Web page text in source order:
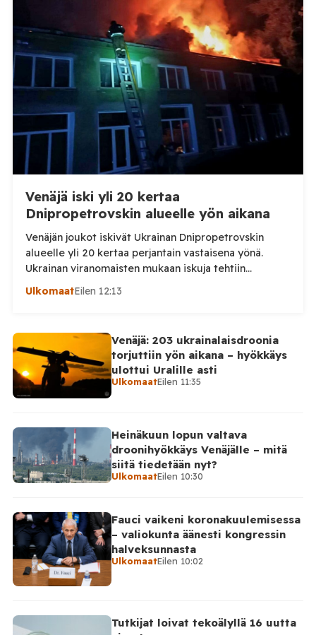
eläintautitietojen vaihdosta […]
Venäjä iski yli 20 kertaa
Dnipropetrovskin alueelle yön aikana
Venäjän joukot iskivät Ukrainan Dnipropetrovskin
alueelle yli 20 kertaa perjantain vastaisena yönä.
Ukrainan viranomaisten mukaan iskuja tehtiin
kertoi perjantaiaamuna 7. elokuuta julkaisemassaan
Telegram-päivityksessä, että Venäjän joukot
hyökkäsivät yön aikana yli 20 kertaa viidelle alueelle.
Nikopolin alueella iskuja kohdistui Nikopolin
kaupunkiin sekä […]
UlkomaatEilen 12:13
Venäjä: 203 ukrainalaisdroonia
torjuttiin yön aikana – hyökkäys
ulottui Uralille asti
UlkomaatEilen 11:35
Heinäkuun lopun valtava
droonihyökkäys Venäjälle – mitä
siitä tiedetään nyt?
UlkomaatEilen 10:30
Fauci vaikeni koronakuulemisessa
– valiokunta äänesti kongressin
halveksunnasta
UlkomaatEilen 10:02
Tutkijat loivat tekoälyllä 16 uutta